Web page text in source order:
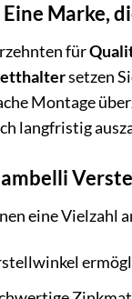
Marke,
für
setzen
Montage
langfristig
eine Vielzahl